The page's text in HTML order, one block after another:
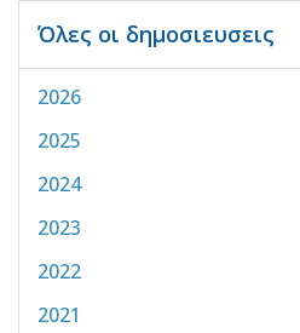
Όλες οι δημοσιευσεις
2026
2025
2024
2023
2022
2021